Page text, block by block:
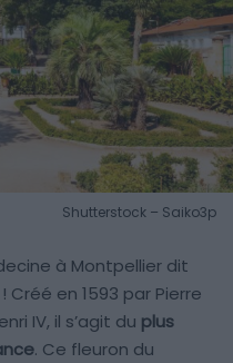
Shutterstock – Saiko3p
à Montpellier dit
! Créé en 1593 par Pierre
IV, il s’agit du plus
. Ce fleuron du